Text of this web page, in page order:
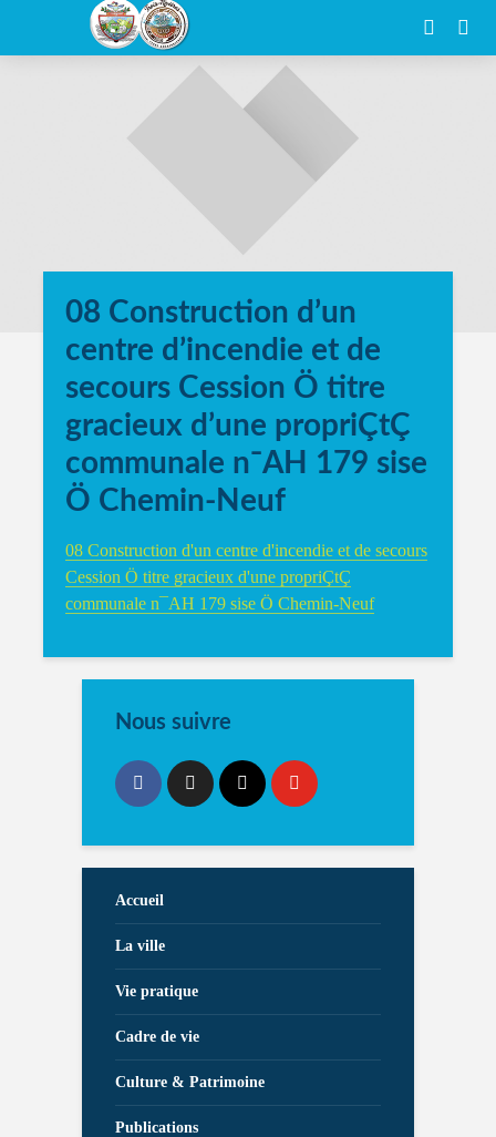
08 Construction d’un
centre d’incendie et de
secours Cession Ö titre
gracieux d’une propriÇtÇ
communale n¯AH 179 sise
Ö Chemin-Neuf
08 Construction d'un centre d'incendie et de secours
Cession Ö titre gracieux d'une propriÇtÇ
communale n¯AH 179 sise Ö Chemin-Neuf
Nous suivre
Accueil
La ville
Vie pratique
Cadre de vie
Culture & Patrimoine
Publications